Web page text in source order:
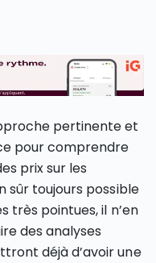
pertinente et
pour comprendre
prix sur les
sûr toujours possible
très pointues, il n’en
des analyses
déjà d’avoir une